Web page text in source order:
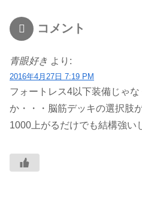
コメント
青眼好き より:
2016年4月27日 7:19 PM
フォートレス4以下装備じゃ
か・・・脳筋デッキの選択肢
1000上がるだけでも結構強い